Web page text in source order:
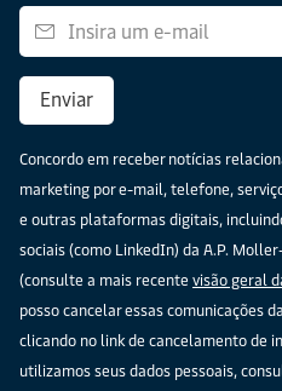
Enviar
Concordo em receber notícias
marketing por e-mail, telefone,
e outras plataformas digitais,
sociais (como LinkedIn) da A.P.
(consulte a mais recente visão geral
posso cancelar essas comunicações
clicando no link de cancelamento de
utilizamos seus dados pessoais,